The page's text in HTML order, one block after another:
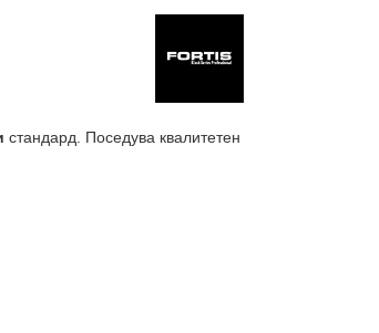
стандард. Поседува квалитетен